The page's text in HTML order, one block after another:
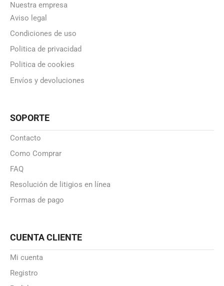
Nuestra empresa
Aviso legal
Condiciones de uso
Politica de privacidad
Politica de cookies
Envíos y devoluciones
SOPORTE
Contacto
Como Comprar
FAQ
Resolución de litigios en línea
Formas de pago
CUENTA CLIENTE
Mi cuenta
Registro